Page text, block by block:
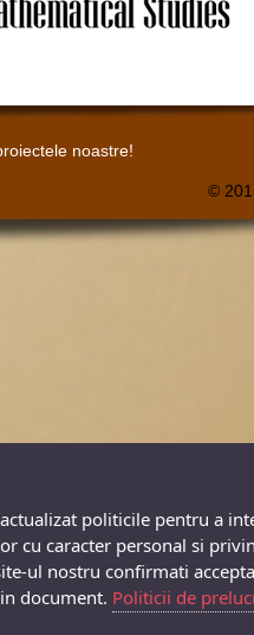
noastre!
©
politicile pentru a
cu caracter personal si
ul nostru confirmati
document. Politicii de